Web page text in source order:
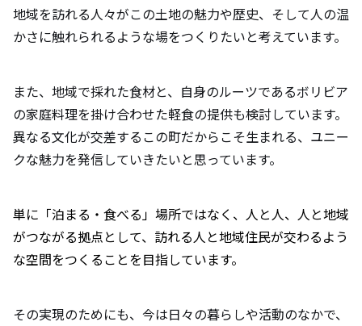
地域を訪れる人々がこの土地の魅力や歴史、そして人の温
かさに触れられるような場をつくりたいと考えています。
また、地域で採れた食材と、自身のルーツであるボリビア
の家庭料理を掛け合わせた軽食の提供も検討しています。
異なる文化が交差するこの町だからこそ生まれる、ユニー
クな魅力を発信していきたいと思っています。
単に「泊まる・食べる」場所ではなく、人と人、人と地域
がつながる拠点として、訪れる人と地域住民が交わるよう
な空間をつくることを目指しています。
その実現のためにも、今は日々の暮らしや活動のなかで、